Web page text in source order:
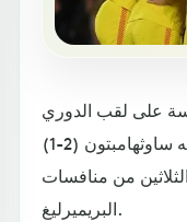
على لقب الدوري
الإنكليزي الممتاز بفوزه على مستضيفه ساوثهامبتون (2-1)
من منافسات
البريميرليغ.